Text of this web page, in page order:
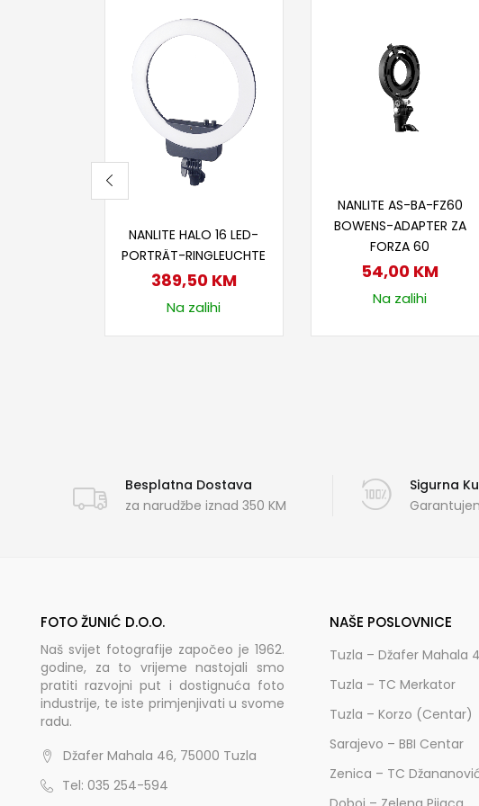
NANLITE HALO 16 LED-
PORTRÄT-RINGLEUCHTE
389,50 KM
Na zalihi
NANLITE AS-BA-FZ60
BOWENS-ADAPTER ZA
FORZA 60
54,00 KM
Na zalihi
Besplatna Dostava
za narudžbe iznad 350 KM
Sigurna
FOTO ŽUNIĆ D.O.O.
Naš svijet fotografije započeo je 1962.
godine, za to vrijeme nastojali smo
pratiti razvojni put i dostignuća foto
industrije, te iste primjenjivati u svome
radu.
Džafer Mahala 46, 75000 Tuzla
Tel: 035 254-594
NAŠE POSLOVNICE
Tuzla – Džafer Mahala
Tuzla – TC Merkator
Tuzla – Korzo (Centar)
Sarajevo – BBI Centar
Zenica – TC